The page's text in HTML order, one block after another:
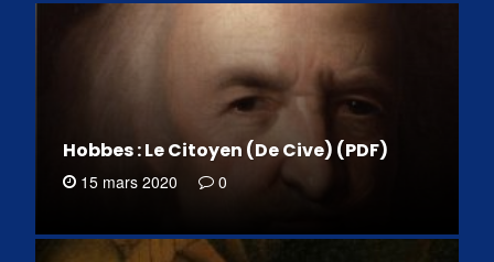
Hobbes : Le Citoyen (De Cive) (PDF)
15 mars 2020 0